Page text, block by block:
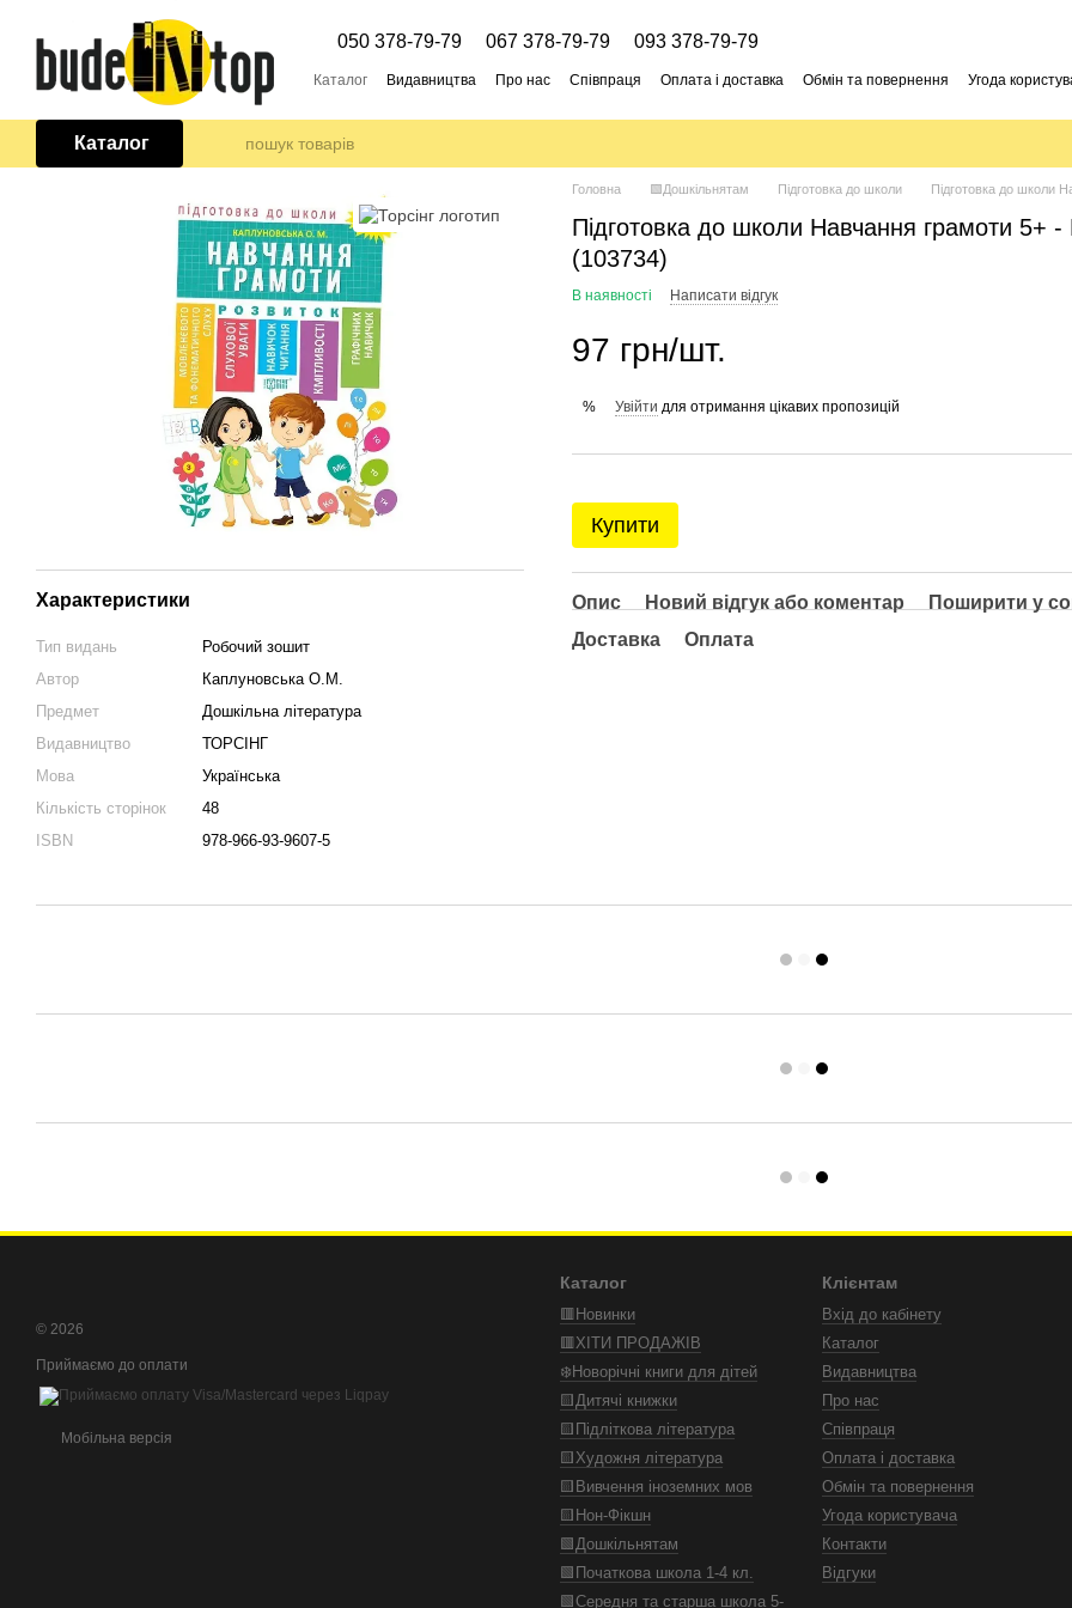
Перейти до основного контенту
050 378-79-79 067 378-79-79 093 378-79-79
Каталог Видавництва Про нас Співпраця Оплата і доставка Обмін та повернення Угода
Каталог
Характеристики
Тип видань
Робочий зошит
Автор
Каплуновська О.М.
Предмет
Дошкільна література
Видавництво
ТОРСІНГ
Мова
Українська
Кількість сторінок
48
ISBN
978-966-93-9607-5
Головна 🟩Дошкільнятам Підготовка до школи Підготовка до школи
Підготовка до школи Навчання грамоти 5+
(103734)
В наявності Написати відгук
97 грн/шт.
% Увійти для отримання цікавих пропозицій
Купити
Опис Новий відгук або коментар
Поширити у
Доставка
Оплата
© 2026
Приймаємо до оплати
Мобільна версія
Каталог
🟥Новинки
🟥ХІТИ ПРОДАЖІВ
❄️Новорічні книги для дітей
🟨Дитячі книжки
🟨Підліткова література
🟨Художня література
🟨Вивчення іноземних мов
🟨Нон-Фікшн
🟩Дошкільнятам
🟩Початкова школа 1-4 кл.
🟩Середня та старша школа 5-
Клієнтам
Вхід до кабінету
Каталог
Видавництва
Про нас
Співпраця
Оплата і доставка
Обмін та повернення
Угода користувача
Контакти
Відгуки